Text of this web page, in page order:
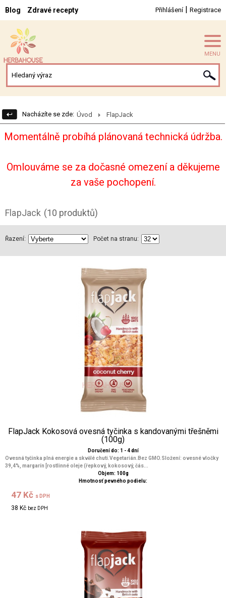
Blog Zdravé recepty Přihlášení| Registrace
MENU
Nacházíte se zde: Úvod FlapJack
Momentálně probíhá plánovaná technická údržba.
Omlouváme se za dočasné omezení a děkujeme
za vaše pochopení.
FlapJack (10 produktů)
Řazení: Počet na stranu:
FlapJack Kokosová ovesná tyčinka s kandovanými třešněmi
(100g)
Doručení do: 1 - 4 dní
Ovesná tyčinka plná energie a skvělé chuti.Vegetarián.Bez GMO.Složení: ovesné vločky
39,4%, margarín [rostlinné oleje (řepkový, kokosový, čás...
Objem: 100g
Hmotnosť pevného podielu:
47 Kč s DPH
38 Kč bez DPH